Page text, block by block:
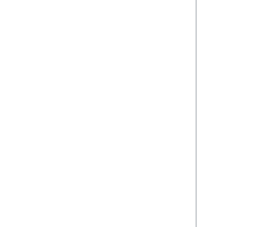
سواء كنت تركّز على منطقة
تحويل فكرتك إلى حقيقة من خلال
خلال البرنامج، ستتلقّى أيضًا